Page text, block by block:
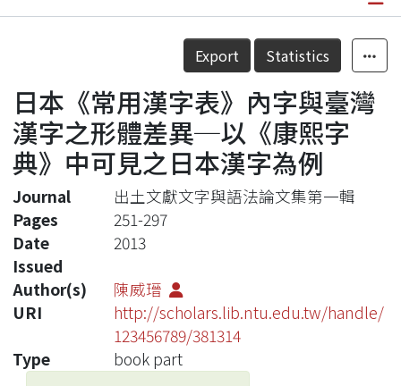
Statistics
Details
Export Statistics
日本《常用漢字表》內字與臺灣
漢字之形體差異─以《康熙字
典》中可見之日本漢字為例
Journal
出土文獻文字與語法論文集第一輯
Pages
251-297
Date
Issued
2013
Author(s)
陳威瑨
URI
http://scholars.lib.ntu.edu.tw/handle/
123456789/381314
Type
book part